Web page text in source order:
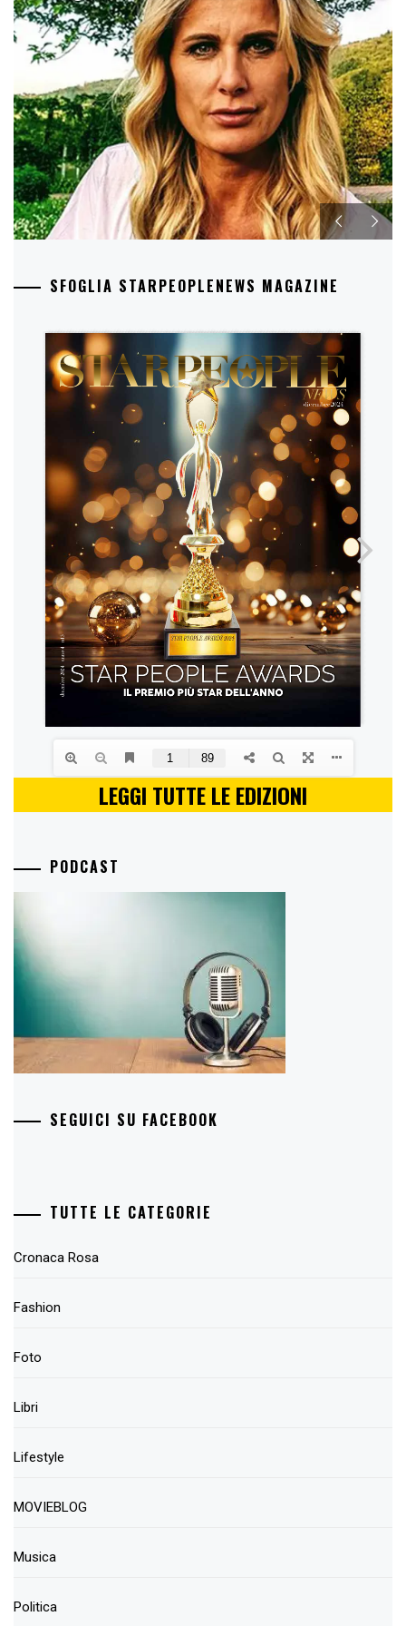
SFOGLIA STARPEOPLENEWS MAGAZINE
LEGGI TUTTE LE EDIZIONI
PODCAST
SEGUICI SU FACEBOOK
TUTTE LE CATEGORIE
Cronaca Rosa
Fashion
Foto
Libri
Lifestyle
MOVIEBLOG
Musica
Politica